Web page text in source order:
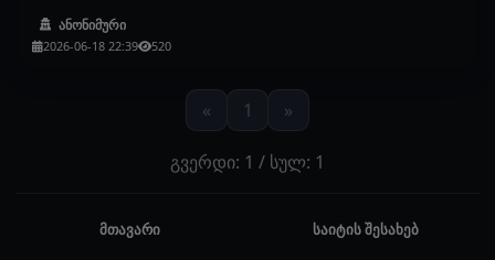
ანონიმური
2026-06-18 22:39 520
« 1 »
გვერდი: 1 / სულ: 1
მთავარი საიტის შესახებ